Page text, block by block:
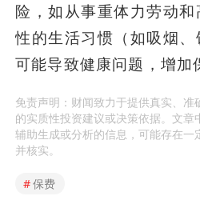
险，如从事重体力劳动
性的生活习惯（如吸烟
可能导致健康问题，增加
免责声明：财闻致力于提供真实、
的实质性投资建议或决策依据。文
辅助生成或分析的信息，可能存在
并核实。
#保费